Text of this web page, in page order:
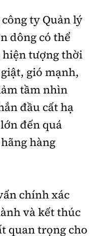
ty Quản lý
dông có thể
hiện tượng thời
gió mạnh,
tầm nhìn
đầu cất hạ
đến quá
hàng
chính xác
và kết thúc
quan trọng cho